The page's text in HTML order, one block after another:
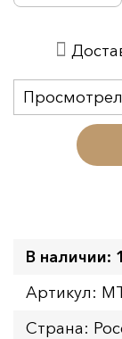
В наличии:
Артикул:
Страна: